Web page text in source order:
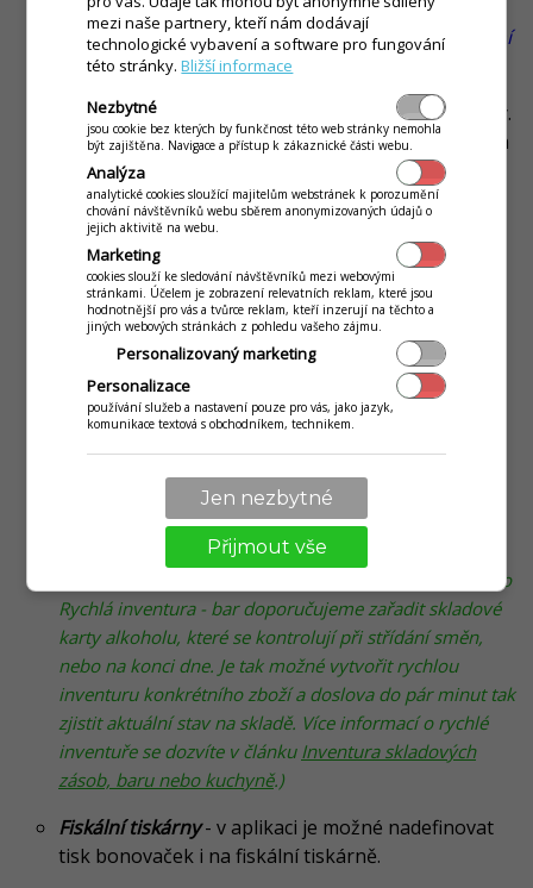
popis, který se zobrazuje na jídelním lístku.
míchaných drincích se může jednat např. o složení
apod.)
Alergeny- na kartě je možné nadefinovat alergeny.
Nastavení je vhodné vyplnit při skladových kartách
jídel. Nadefinované alergeny se následně budou
zobrazovat na jídelním lístku.
Naše nabídky
- skladovou kartu je možné založit i
jako položku např. Obědové menu. Toto se může
zobrazovat např. po sejmutí QR kódu na stole,
případně na Vaší stránce nebo Facebooku.
informace o položkách "Naše nabídky", na co slouží,
jejich nastavení a jak je využívat se konkrétně na
položce "Obědové menu" dozvíte ve videopříručce k
Facebooku a vaší webstránce.)
- na skladové kartě je možné definovat
přiřazení položky do tzv. "Rychlé inventury". Jedná
Např. pro
Rychlá inventura - bar doporučujeme zařadit skladové
karty alkoholu, které se kontrolují při střídání směn,
nebo na konci dne. Je tak možné vytvořit rychlou
inventuru konkrétního zboží a doslova do pár minut tak
zjistit aktuální stav na skladě. Více informací o rychlé
inventuře se dozvíte v článku Inventura skladových
zásob, baru nebo kuchyně.)
Fiskální tiskárny- v aplikaci je možné nadefinovat
tisk bonovaček i na fiskální tiskárně.
mezi naše partnery, kteří nám dodávají
technologické vybavení a software pro fungování
této stránky.Bližší informace
Nezbytné
jsou cookie bez kterých by funkčnost této web stránky nemohla
být zajištěna. Navigace a přístup k zákaznické části webu.
Analýza
analytické cookies sloužící majitelům webstránek k porozumění
chování návštěvníků webu sběrem anonymizovaných údajů o
jejich aktivitě na webu.
Marketing
cookies slouží ke sledování návštěvníků mezi webovými
stránkami. Účelem je zobrazení relevatních reklam, které jsou
hodnotnější pro vás a tvůrce reklam, kteří inzerují na těchto a
jiných webových stránkách z pohledu vašeho zájmu.
Personalizovaný marketing
Personalizace
používání služeb a nastavení pouze pro vás, jako jazyk,
komunikace textová s obchodníkem, technikem.
Jen nezbytné
Přijmout vše